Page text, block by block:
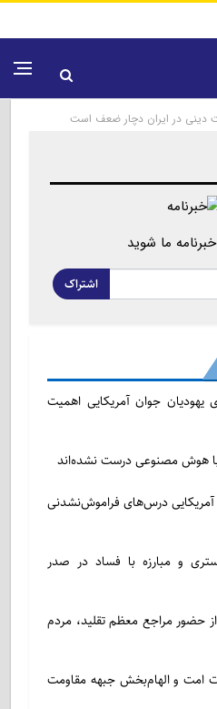
دینی در ایران دچار ضعف است
ما شوید
اشتراک
یهودیان جوان آمریکایی اهمیت
هوش مصنوعی درست نشده‌اند
درس‌های فراموش‌نشدنی
و مبارزه با فساد در صدر
از حضور مراجع معظم تقلید، مردم
امت و الهام‌بخش جبهه مقاومت